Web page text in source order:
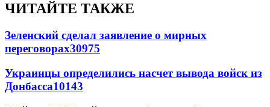
ЧИТАЙТЕ ТАКЖЕ
Зеленский сделал заявление о мирных
переговорах30975
Украинцы определились насчет вывода войск из
Донбасса10143